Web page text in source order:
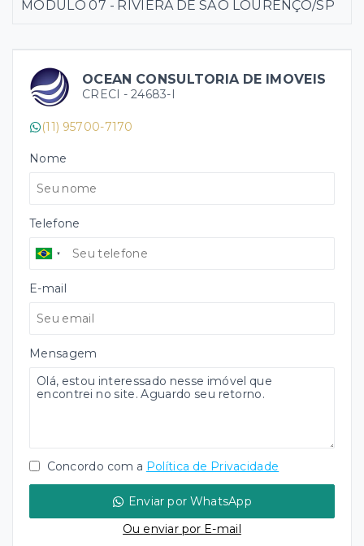
OCEAN CONSULTORIA DE IMOVEIS
CRECI - 24683-I
(11) 95700-7170
Nome
Telefone
E-mail
Mensagem
Concordo com a Política de Privacidade
Enviar por WhatsApp
Ou enviar por E-mail
MÓDULO 07 - RIVIERA DE SÃO LOURENÇO/SP